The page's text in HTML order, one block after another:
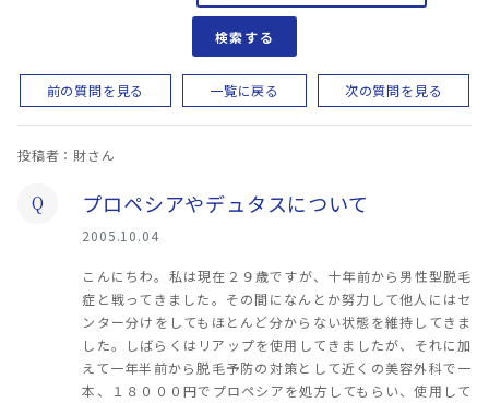
検索する
前の質問を見る 一覧に戻る 次の質問を見る
投稿者：財さん
Q プロペシアやデュタスについて
2005.10.04
こんにちわ。私は現在２９歳ですが、十年前から男性型脱毛
症と戦ってきました。その間になんとか努力して他人にはセ
ンター分けをしてもほとんど分からない状態を維持してきま
した。しばらくはリアップを使用してきましたが、それに加
えて一年半前から脱毛予防の対策として近くの美容外科で一
本、１８０００円でプロペシアを処方してもらい、使用して